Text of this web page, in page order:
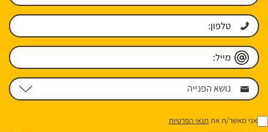
אני מאשר/ת את תנאי הפרטיות